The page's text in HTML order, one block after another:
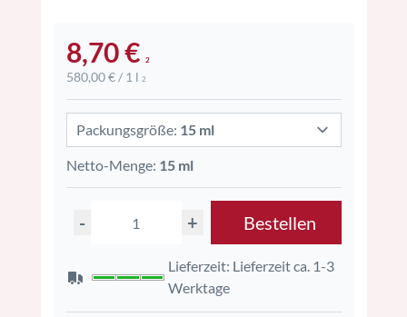
8,70 € 2
580,00 € / 1 l 2
Packungsgröße: 15 ml
Netto-Menge: 15 ml
- + Bestellen
Lieferzeit: Lieferzeit ca. 1-3
Werktage